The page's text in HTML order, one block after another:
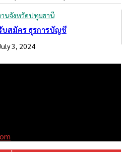
านจังหวัดปทุมธานี
บสมัคร ธุรการบัญชี
3, 2024